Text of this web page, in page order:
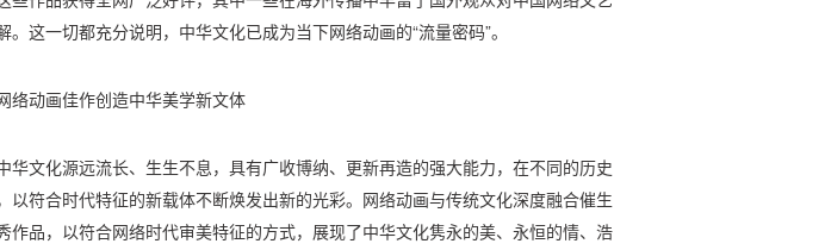
。这一切都充分说明，中华文化已成为当下网络动画的“流量密码”。
络动画佳作创造中华美学新文体
华文化源远流长、生生不息，具有广收博纳、更新再造的强大能力，在不同的历史
以符合时代特征的新载体不断焕发出新的光彩。网络动画与传统文化深度融合催生
作品，以符合网络时代审美特征的方式，展现了中华文化隽永的美、永恒的情、浩